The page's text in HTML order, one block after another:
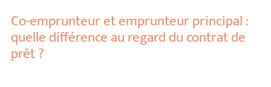
Co-emprunteur et emprunteur principal :
quelle différence au regard du contrat de
prêt ?